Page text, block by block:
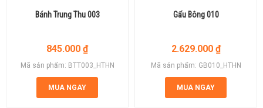
Bánh Trung Thu 003
845.000 ₫
Mã sản phẩm: BTT003_HTHN
MUA NGAY
Gấu Bông 010
2.629.000 ₫
Mã sản phẩm: GB010_HTHN
MUA NGAY